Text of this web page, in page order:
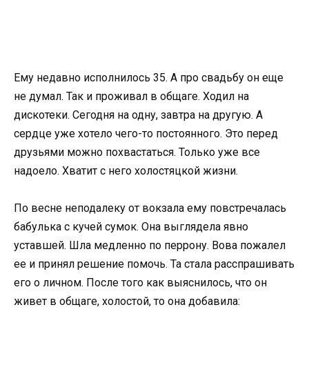
Ему недавно исполнилось 35. А про свадьбу он еще
не думал. Так и проживал в общаге. Ходил на
дискотеки. Сегодня на одну, завтра на другую. А
сердце уже хотело чего-то постоянного. Это перед
друзьями можно похвастаться. Только уже все
надоело. Хватит с него холостяцкой жизни.
По весне неподалеку от вокзала ему повстречалась
бабулька с кучей сумок. Она выглядела явно
уставшей. Шла медленно по перрону. Вова пожалел
ее и принял решение помочь. Та стала расспрашивать
его о личном. После того как выяснилось, что он
живет в общаге, холостой, то она добавила: